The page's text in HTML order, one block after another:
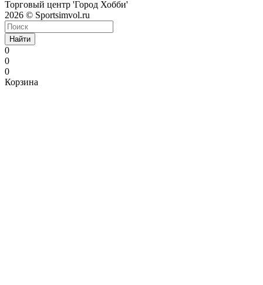
Торговый центр 'Город Хобби'
2026 © Sportsimvol.ru
Найти
0
0
0
Корзина